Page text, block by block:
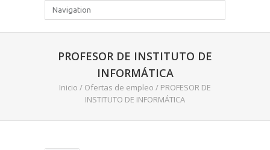
PROFESOR DE INSTITUTO DE
INFORMÁTICA
Inicio / Ofertas de empleo / PROFESOR DE
INSTITUTO DE INFORMÁTICA